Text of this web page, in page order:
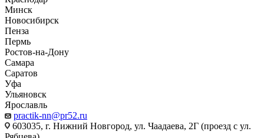
Минск
Новосибирск
Пенза
Пермь
Ростов-на-Дону
Самара
Саратов
Уфа
Ульяновск
Ярославль
practik-nn@pr52.ru
603035, г. Нижний Новгород, ул. Чаадаева, 2Г (проезд с ул.